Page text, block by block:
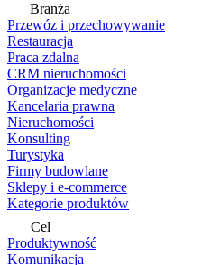
Branża
Przewóz i przechowywanie
Restauracja
Praca zdalna
CRM nieruchomości
Organizacje medyczne
Kancelaria prawna
Nieruchomości
Konsulting
Turystyka
Firmy budowlane
Sklepy i e-commerce
Kategorie produktów
Cel
Produktywność
Komunikacja